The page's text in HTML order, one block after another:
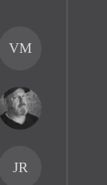
VM
JR